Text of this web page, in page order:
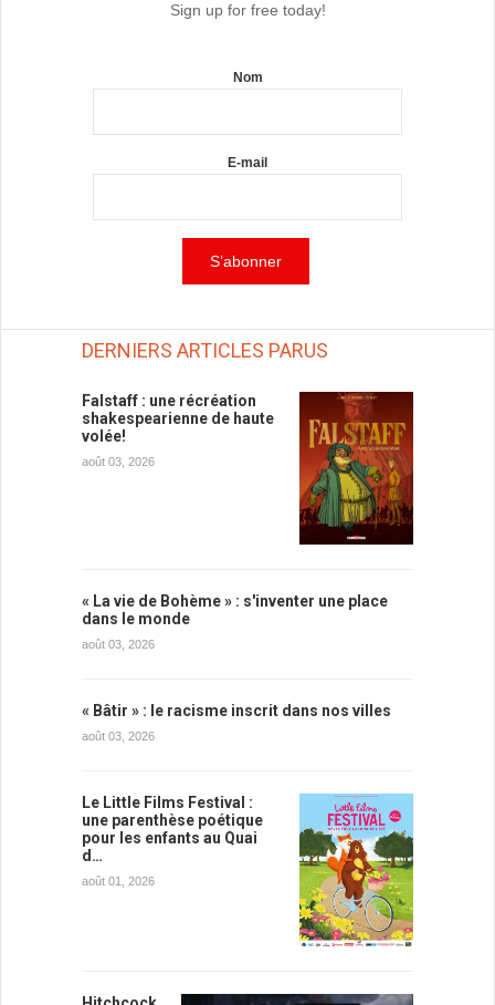
Sign up for free today!
Nom
E-mail
DERNIERS ARTICLES PARUS
Falstaff : une récréation
shakespearienne de haute
volée!
août 03, 2026
« La vie de Bohème » : s'inventer une place
dans le monde
août 03, 2026
« Bâtir » : le racisme inscrit dans nos villes
août 03, 2026
Le Little Films Festival :
une parenthèse poétique
pour les enfants au Quai
d…
août 01, 2026